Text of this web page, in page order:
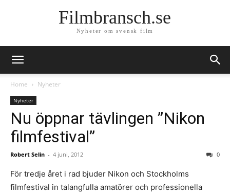
Filmbransch.se
Nyheter om svensk film
Home Nyheter
Nyheter
Nu öppnar tävlingen ”Nikon
filmfestival”
Robert Selin - 4 juni, 2012 0
För tredje året i rad bjuder Nikon och Stockholms
filmfestival in talangfulla amatörer och professionella